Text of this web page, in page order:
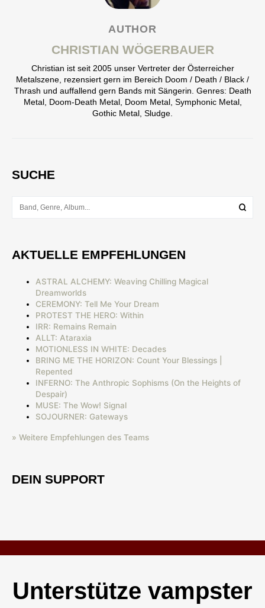
AUTHOR
CHRISTIAN WÖGERBAUER
Christian ist seit 2005 unser Vertreter der Österreicher
Metalszene, rezensiert gern im Bereich Doom / Death / Black /
Thrash und auffallend gern Bands mit Sängerin. Genres: Death
Metal, Doom-Death Metal, Doom Metal, Symphonic Metal,
Gothic Metal, Sludge.
SUCHE
AKTUELLE EMPFEHLUNGEN
ASTRAL ALCHEMY: Weaving Chilling Magical
Dreamworlds
CEREMONY: Tell Me Your Dream
PROTEST THE HERO: Within
IRR: Remains Remain
ALLT: Ataraxia
MOTIONLESS IN WHITE: Decades
BRING ME THE HORIZON: Count Your Blessings |
Repented
INFERNO: The Anthropic Sophisms (On the Heights of
Despair)
MUSE: The Wow! Signal
SOJOURNER: Gateways
» Weitere Empfehlungen des Teams
DEIN SUPPORT
Unterstütze vampster